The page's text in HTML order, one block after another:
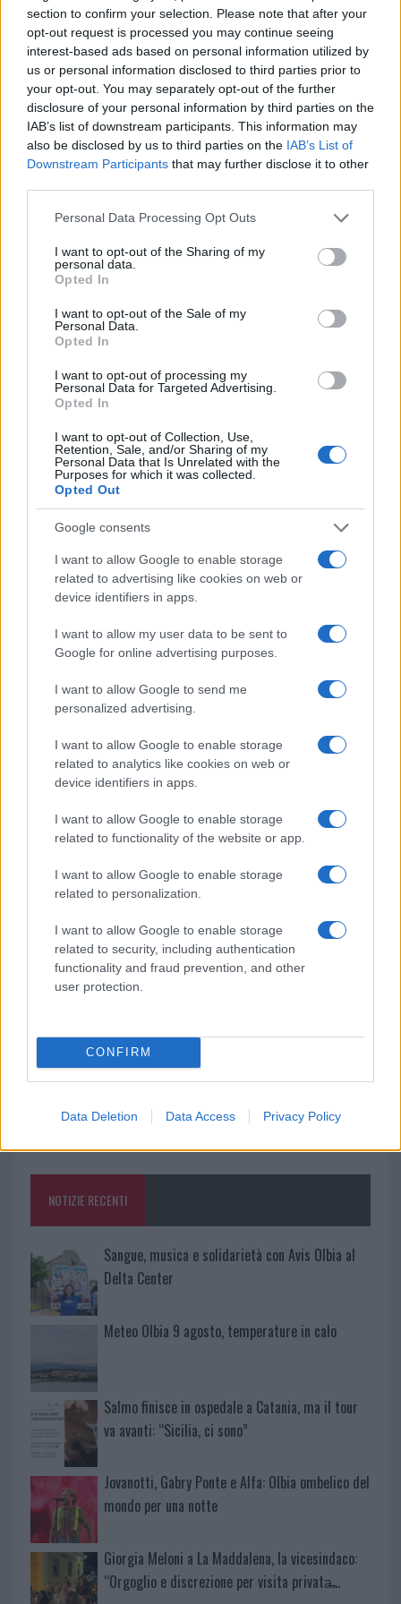
section to confirm your selection. Please note that after your
opt-out request is processed you may continue seeing
interest-based ads based on personal information utilized by
us or personal information disclosed to third parties prior to
your opt-out. You may separately opt-out of the further
disclosure of your personal information by third parties on the
IAB’s list of downstream participants. This information may
also be disclosed by us to third parties on the IAB’s List of
Downstream Participants that may further disclose it to other
Please note that this website/app uses one or more Google
not limited to your visit or usage behaviour. You may click to
grant or deny consent to Google and its third-party tags to
use your data for below specified purposes in below Google
consent section.
Personal Data Processing Opt Outs
I want to opt-out of the Sharing of my
personal data.
Opted In
I want to opt-out of the Sale of my
Personal Data.
Opted In
I want to opt-out of processing my
Personal Data for Targeted Advertising.
Opted In
I want to opt-out of Collection, Use,
Retention, Sale, and/or Sharing of my
Personal Data that Is Unrelated with the
Purposes for which it was collected.
Opted Out
Google consents
I want to allow Google to enable storage
related to advertising like cookies on web or
device identifiers in apps.
I want to allow my user data to be sent to
Google for online advertising purposes.
I want to allow Google to send me
personalized advertising.
I want to allow Google to enable storage
related to analytics like cookies on web or
device identifiers in apps.
I want to allow Google to enable storage
related to functionality of the website or app.
I want to allow Google to enable storage
related to personalization.
I want to allow Google to enable storage
related to security, including authentication
functionality and fraud prevention, and other
user protection.
CONFIRM
Data Deletion Data Access Privacy Policy
Vuoi rimuovere le pubblicità nazionali?
cliccandoqui
Sei già abbonato?
sezioneLogindal menù del sito o
cliccando
TEMI: Notizie Gallura
Notizie Tempio
Tempio Notizie
Truffa Concorso Gallura
Truffa Disegno
Truffa Gallura
Inviaci le tue segnalazioni,
i tuoi video e le tue foto
Su WhatsApp al numero +39
345 356 7512
Notizie in tempo reale?
Entra nel canale telegram di
GalluraOggi.it
Ricevi le nostre ultime news
daGoogle News
F
a
b
o
o
k
T
w
te
r
Pi
n
te
re
st
W
h
s
A
p
S
h
re
Articolo precedente
Prossimo articolo
NOTIZIE RECENTI
Sangue, musica e solidarietà con Avis Olbia al
Delta Center
Meteo Olbia 9 agosto, temperature in calo
Salmo finisce in ospedale a Catania, ma il tour
va avanti: “Sicilia, ci sono”
Jovanotti, Gabry Ponte e Alfa: Olbia ombelico del
mondo per una notte
Giorgia Meloni a La Maddalena, la vicesindaco:
“Orgoglio e discrezione per visita privata̶…